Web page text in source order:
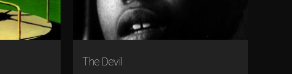
The Devil